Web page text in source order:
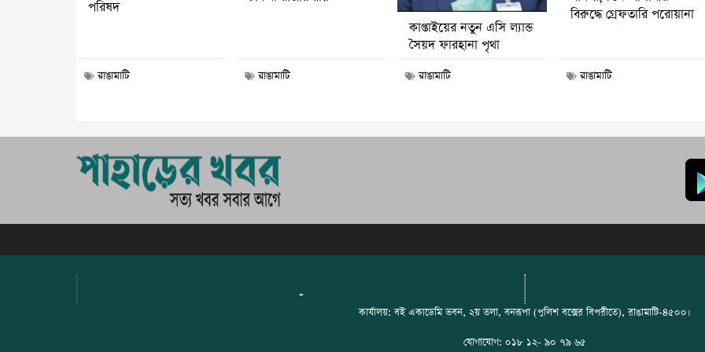
পরিষদ
রাঙামাটি রাঙামাটি
কাপ্তাইয়ের নতুন এসি ল্যান্ড
সৈয়দ ফারহানা পৃথা
রাঙামাটি
বিরুদ্ধে গ্রেফতারি পরোয়ানা
রাঙামাটি
-
কার্যালয়: বই একাডেমি ভবন, ২য় তলা, বনরূপা (পুলিশ বক্সের বিপরীতে), রাঙামাটি-৪৫০০।
যোগাযোগ: ০১৮ ১২- ৯০ ৭৯ ৬৫